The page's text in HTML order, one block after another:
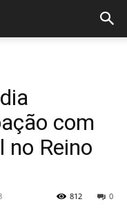
com
no Reino
0
812